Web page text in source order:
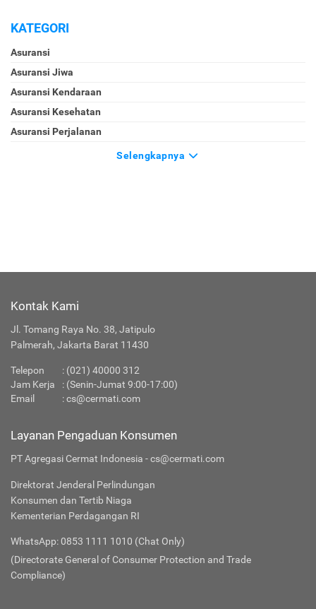
KATEGORI
Asuransi
Asuransi Jiwa
Asuransi Kendaraan
Asuransi Kesehatan
Asuransi Perjalanan
Selengkapnya
Kontak Kami
Jl. Tomang Raya No. 38, Jatipulo
Palmerah, Jakarta Barat 11430
Telepon : (021) 40000 312
Jam Kerja
: (Senin-Jumat 9:00-17:00)
Email
:cs@cermati.com
Layanan Pengaduan Konsumen
PT Agregasi Cermat Indonesia - cs@cermati.com
Direktorat Jenderal Perlindungan
Konsumen dan Tertib Niaga
Kementerian Perdagangan RI
WhatsApp: 0853 1111 1010 (Chat Only)
(Directorate General of Consumer Protection and Trade
Compliance)